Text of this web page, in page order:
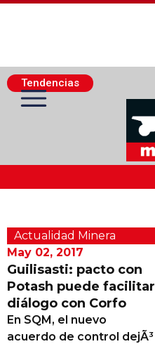
Tendencias
Actualidad Minera
Minería Superficie
Minerí­a Subterránea
Proveedores
Actualidad Minera
May 02, 2017
Guilisasti: pacto con
Potash puede facilitar
diálogo con Corfo
En SQM, el nuevo
acuerdo de control dejÃ³